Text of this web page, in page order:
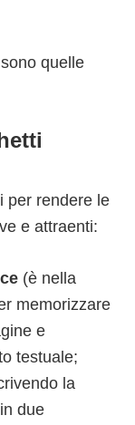
quelle
per rendere le
e attraenti:
(è nella
memorizzare
e
testuale;
la
due